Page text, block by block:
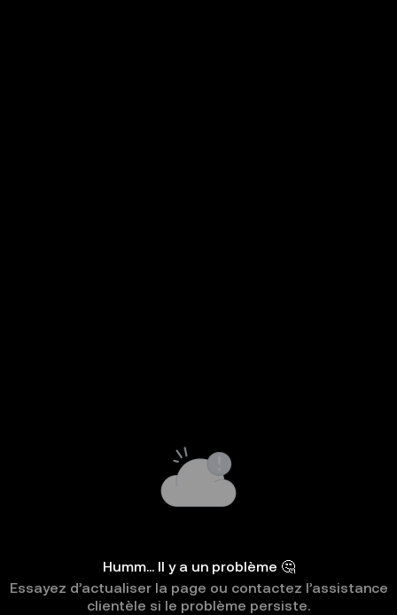
Humm... Il y a un problème 🤔
Essayez d’actualiser la page ou contactez l’assistance
clientèle si le problème persiste.